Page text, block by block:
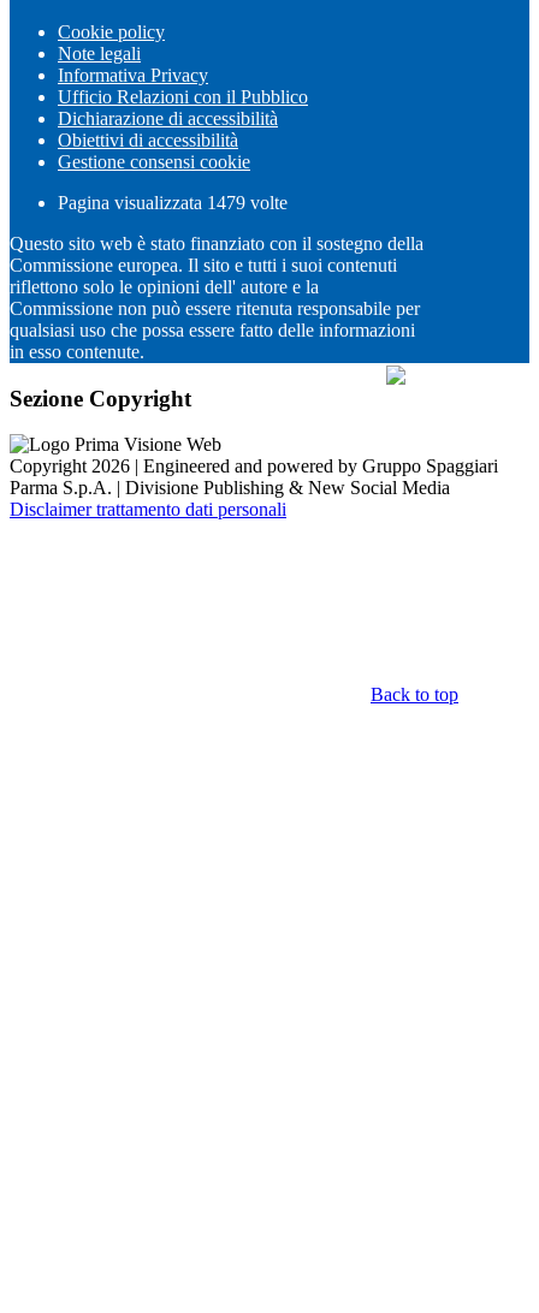
Cookie policy
Note legali
Informativa Privacy
Ufficio Relazioni con il Pubblico
Dichiarazione di accessibilità
Obiettivi di accessibilità
Gestione consensi cookie
Pagina visualizzata 1479 volte
Questo sito web è stato finanziato con il sostegno della
Commissione europea. Il sito e tutti i suoi contenuti
riflettono solo le opinioni dell' autore e la
Commissione non può essere ritenuta responsabile per
qualsiasi uso che possa essere fatto delle informazioni
in esso contenute.
Sezione Copyright
Copyright 2026 | Engineered and powered by Gruppo Spaggiari
Parma S.p.A. | Divisione Publishing & New Social Media
Disclaimer trattamento dati personali
Back to top